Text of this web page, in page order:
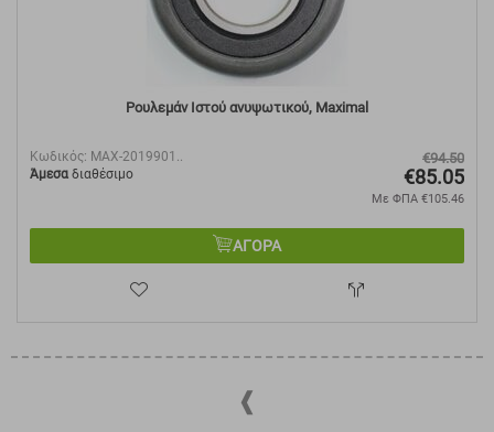
Ρουλεμάν Ιστού ανυψωτικού, Maximal
Κωδικός: MAX-2019901..
Άμεσα διαθέσιμο
€94.50
€85.05
Με ΦΠΑ €105.46
ΑΓΟΡΑ